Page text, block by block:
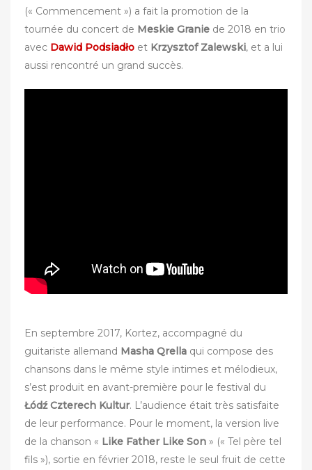
(« Commencement ») a fait la promotion de la
tournée du concert de Meskie Granie de 2018 en trio
avec Dawid Podsiadło et Krzysztof Zalewski, et a lui
aussi rencontré un grand succès.
En septembre 2017, Kortez, accompagné du
guitariste allemand Masha Qrella qui compose des
chansons dans le même style intimes et mélodieux,
s’est produit en avant-première pour le festival du
Łódź Czterech Kultur. L’audience était très satisfaite
de leur performance. Pour le moment, la version live
de la chanson « Like Father Like Son » (« Tel père tel
fils »), sortie en février 2018, reste le seul fruit de cette